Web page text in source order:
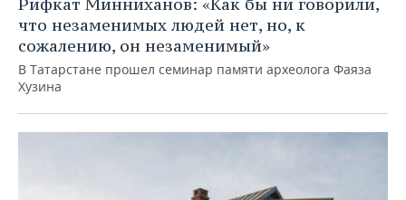
что незаменимых людей нет, но, к
сожалению, он незаменимый»
В Татарстане прошел семинар памяти археолога Фаяза
Хузина